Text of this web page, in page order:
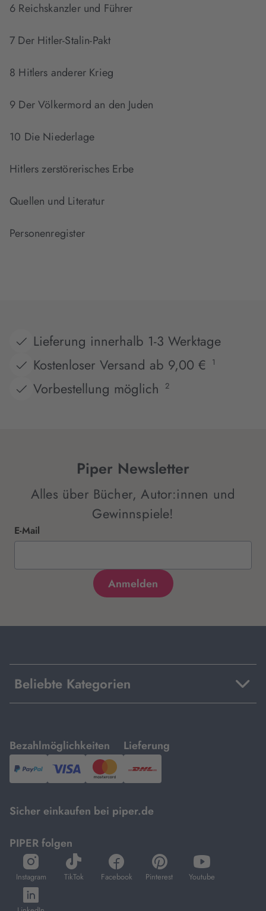
6 Reichskanzler und Führer
7 Der Hitler-Stalin-Pakt
8 Hitlers anderer Krieg
9 Der Völkermord an den Juden
10 Die Niederlage
Hitlers zerstörerisches Erbe
Quellen und Literatur
Personenregister
Lieferung innerhalb 1-3 Werktage
Kostenloser Versand ab 9,00 €
1
Vorbestellung möglich 2
Piper Newsletter
Alles über Bücher, Autor:innen und
Gewinnspiele!
E-Mail
Beliebte Kategorien
Bezahlmöglichkeiten
mit
PayPal,Visa
und
Lieferung
mit
DHL.
Sicher einkaufen bei piper.de
PIPER folgen
Instagram
öffnet
in
neuem
Tab
TikTok
öffnet
in
Facebook
öffnet
in
Pinterest
öffnet
in
Youtube
öffnet
in
öffnet
in